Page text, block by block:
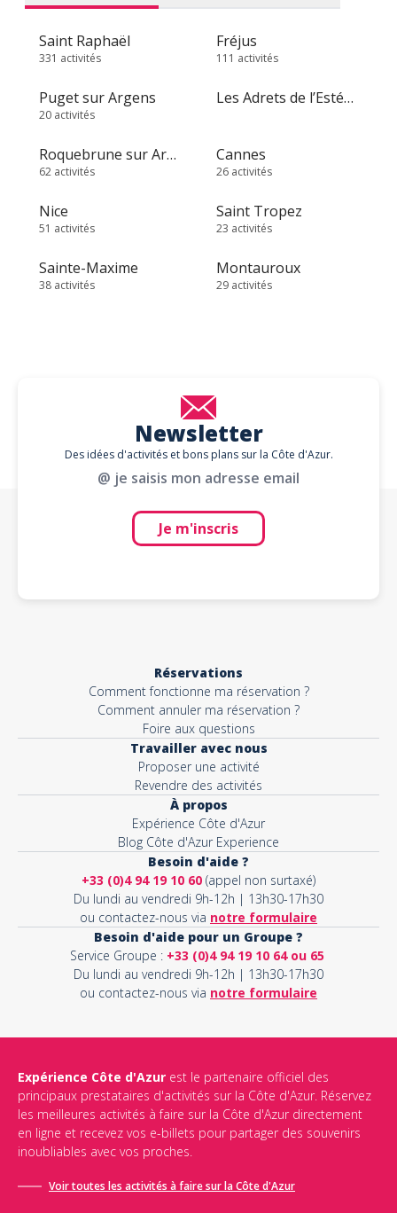
Saint Raphaël
331 activités
Fréjus
111 activités
Puget sur Argens
20 activités
Les Adrets de l’Estérel
Roquebrune sur Argens
62 activités
Cannes
26 activités
Nice
51 activités
Saint Tropez
23 activités
Sainte-Maxime
38 activités
Montauroux
29 activités
Newsletter
Des idées d'activités et bons plans sur la Côte d'Azur.
@ je saisis mon adresse email
Je m'inscris
Réservations
Comment fonctionne ma réservation ?
Comment annuler ma réservation ?
Foire aux questions
Travailler avec nous
Proposer une activité
Revendre des activités
À propos
Expérience Côte d'Azur
Blog Côte d'Azur Experience
Besoin d'aide ?
+33 (0)4 94 19 10 60 (appel non surtaxé)
Du lundi au vendredi 9h-12h | 13h30-17h30
ou contactez-nous via notre formulaire
Besoin d'aide pour un Groupe ?
Service Groupe : +33 (0)4 94 19 10 64 ou 65
Du lundi au vendredi 9h-12h | 13h30-17h30
ou contactez-nous via notre formulaire
Expérience Côte d'Azur est le partenaire officiel des
principaux prestataires d'activités sur la Côte d'Azur. Réservez
les meilleures activités à faire sur la Côte d'Azur directement
en ligne et recevez vos e-billets pour partager des souvenirs
inoubliables avec vos proches.
Voir toutes les activités à faire sur la Côte d'Azur